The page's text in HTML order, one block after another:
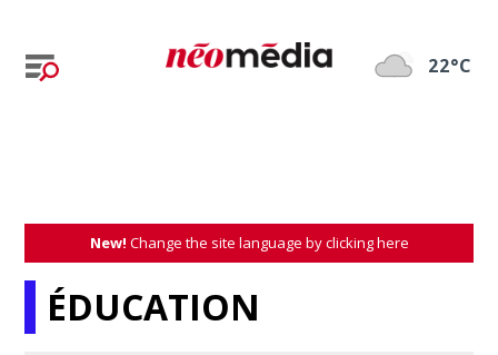
22°C
New! Change the site language by clicking here
ÉDUCATION